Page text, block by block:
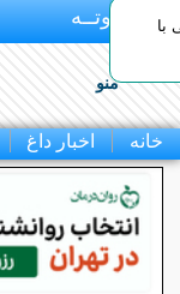
بـیتوتــه
منو
خانه اخبار داغ
با